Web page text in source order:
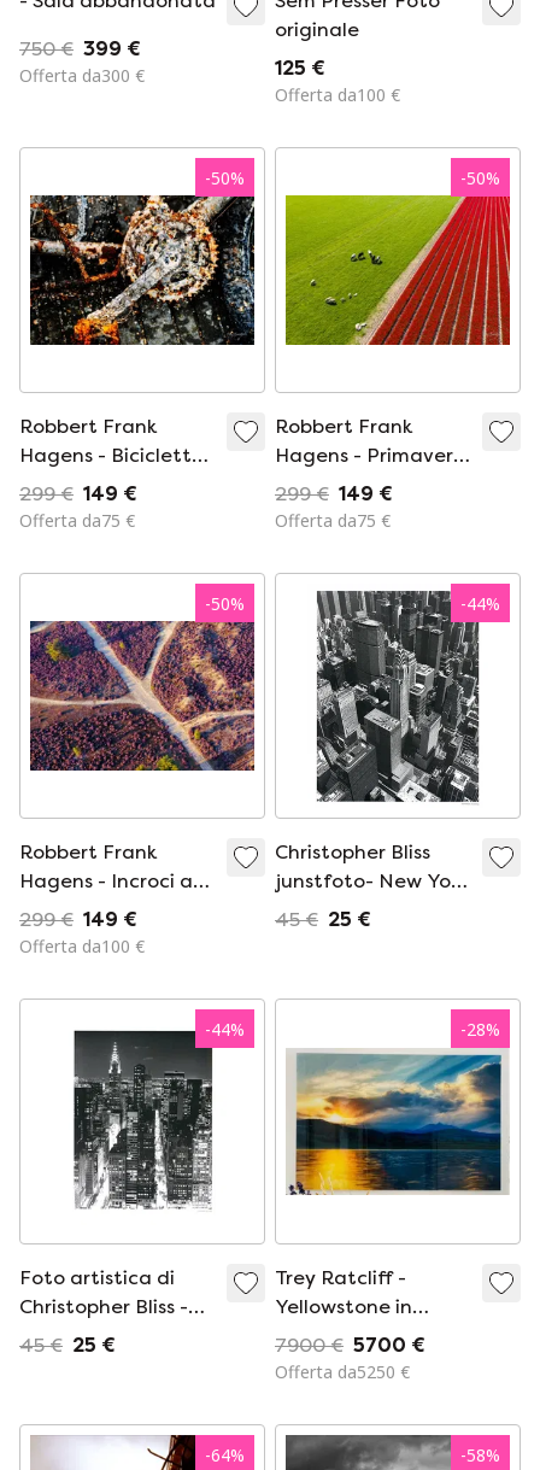
750 € 399 €
Offerta da300 €
originale
125 €
Offerta da100 €
-50%
Robbert Frank
Hagens - Bicicletta
presa in riva al mare
I
299 € 149 €
Offerta da75 €
-50%
Robbert Frank
Hagens - Primavera
colorata | Paesi
Bassi 2023
299 € 149 €
Offerta da75 €
-50%
Robbert Frank
Hagens - Incroci a
Blooming Heath
299 € 149 €
Offerta da100 €
-44%
Christopher Bliss
junstfoto- New York
Chrysler Building a
45 € 25 €
-44%
Foto artistica di
Christopher Bliss -
Skyline di New York
45 € 25 €
-28%
Trey Ratcliff -
Yellowstone in
fiamme
7900 € 5700 €
Offerta da5250 €
-64% -58%